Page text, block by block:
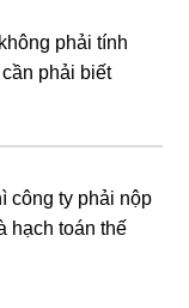
phải tính
phải biết
công ty phải nộp
hạch toán thế